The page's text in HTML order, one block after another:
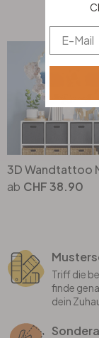
CHF 38.90
Triff die
finde
dein
Email